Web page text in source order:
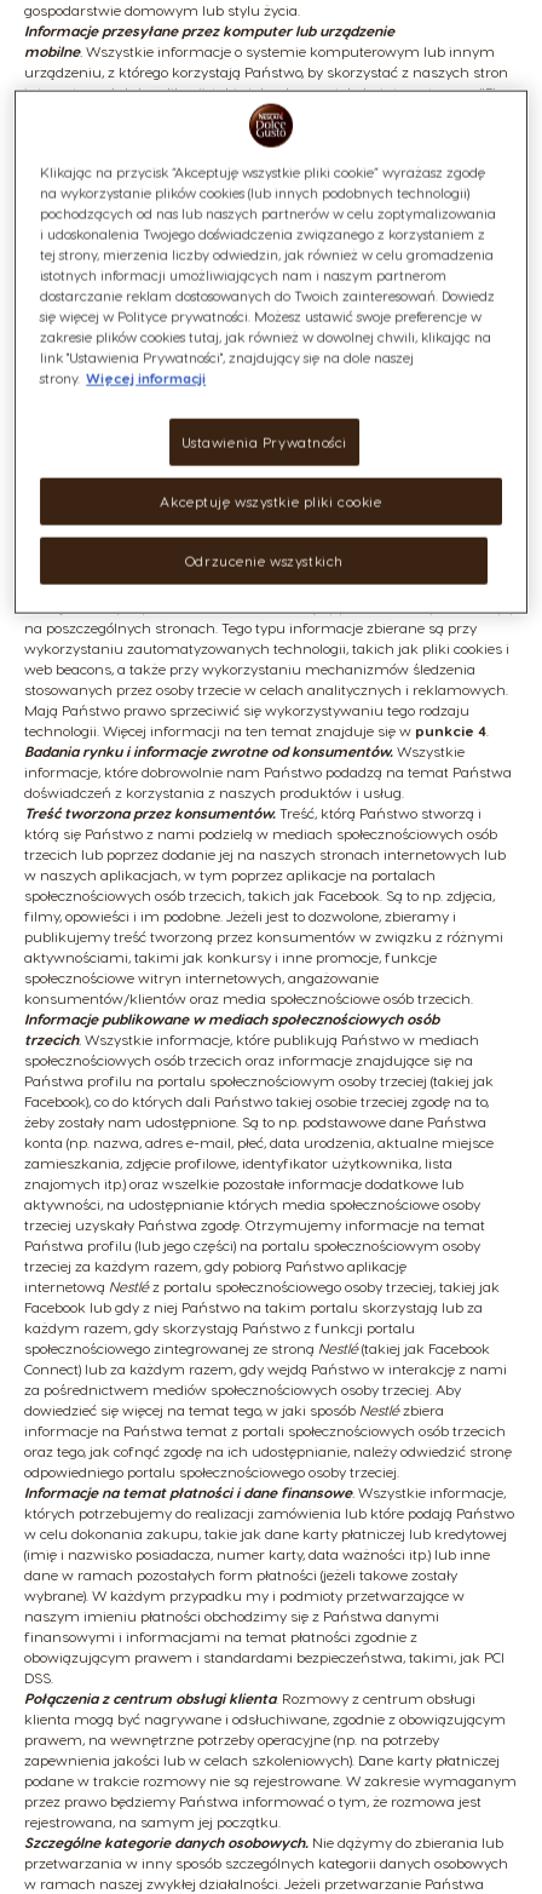
gospodarstwie domowym lub stylu życia.
Informacje przesyłane przez komputer lub urządzenie
mobilne. Wszystkie informacje o systemie komputerowym lub innym
urządzeniu, z którego korzystają Państwo, by skorzystać z naszych stron
internetowych lub aplikacji, takie jak adres protokołu internetowego (IP), z
którego łączą się Państwo z Internetem, a także rodzaj i wersja systemu
operacyjnego i przeglądarki. W przypadku korzystania ze strony
smartfon, zbieramy również, w dozwolonych przypadkach, takie
informacje, jak unikalny numer urządzenia, identyfikator wyświetlania
reklam, dane geolokalizacyjne i inne podobne dane na temat urządzenia
mobilnego.
Po połączeniu ekspresu z aplikacją mobilną Nescafé Dolce Gusto,
zbieramy dane (tj. rodzaj ekspresu, kraj, język, wersja oprogramowania,
dane o zużyciu i konserwacji) niezbędne do prawidłowego działania
zarówno ekspresu jak i aplikacji mobilnej. Dane te będą przez nas
wykorzystywane do okresowej aktualizacji oprogramowania Państwa
aplikacji Nescafé Dolce Gusto i/lub ekspresu w celu naprawy błędów
technicznych, dodawania nowych napojów do Państwa aplikacji mobilnej
Informacje o korzystaniu ze stron
internetowych/komunikatów. Podczas przeglądania naszych stron
internetowych i newsletterów oraz interakcji z nimi, wykorzystujemy
technologie automatycznego zbierania danych w celu zbierania
informacji na temat Państwa zachowania. Obejmuje to informacje takie
przeglądają, czas przebywania na danych stronach, a także inne
podobne dane i statystyki dotyczące Państwa interakcji z powyższymi,
na poszczególnych stronach. Tego typu informacje zbierane są przy
wykorzystaniu zautomatyzowanych technologii, takich jak pliki cookies i
web beacons, a także przy wykorzystaniu mechanizmów śledzenia
stosowanych przez osoby trzecie w celach analitycznych i reklamowych.
Mają Państwo prawo sprzeciwić się wykorzystywaniu tego rodzaju
technologii. Więcej informacji na ten temat znajduje się w punkcie 4
Badania rynku i informacje zwrotne od konsumentów. Wszystkie
informacje, które dobrowolnie nam Państwo podadzą na temat Państwa
doświadczeń z korzystania z naszych produktów i usług.
Treść tworzona przez konsumentów. Treść, którą Państwo stworzą i
którą się Państwo z nami podzielą w mediach społecznościowych osób
trzecich lub poprzez dodanie jej na naszych stronach internetowych lub
w naszych aplikacjach, w tym poprzez aplikacje na portalach
społecznościowych osób trzecich, takich jak Facebook. Są to np. zdjęcia,
filmy, opowieści i im podobne. Jeżeli jest to dozwolone, zbieramy i
publikujemy treść tworzoną przez konsumentów w związku z różnymi
aktywnościami, takimi jak konkursy i inne promocje, funkcje
społecznościowe witryn internetowych, angażowanie
konsumentów/klientów oraz media społecznościowe osób trzecich.
Informacje publikowane w mediach społecznościowych osób
trzecich. Wszystkie informacje, które publikują Państwo w mediach
społecznościowych osób trzecich oraz informacje znajdujące się na
Państwa profilu na portalu społecznościowym osoby trzeciej (takiej jak
Facebook), co do których dali Państwo takiej osobie trzeciej zgodę na to,
żeby zostały nam udostępnione. Są to np. podstawowe dane Państwa
konta (np. nazwa, adres e-mail, płeć, data urodzenia, aktualne miejsce
zamieszkania, zdjęcie profilowe, identyfikator użytkownika, lista
znajomych itp.) oraz wszelkie pozostałe informacje dodatkowe lub
aktywności, na udostępnianie których media społecznościowe osoby
trzeciej uzyskały Państwa zgodę. Otrzymujemy informacje na temat
Państwa profilu (lub jego części) na portalu społecznościowym osoby
trzeciej za każdym razem, gdy pobiorą Państwo aplikację
internetową Nestléz portalu społecznościowego osoby trzeciej, takiej jak
Facebook lub gdy z niej Państwo na takim portalu skorzystają lub za
każdym razem, gdy skorzystają Państwo z funkcji portalu
społecznościowego zintegrowanej ze stroną Nestlé(takiej jak Facebook
Connect) lub za każdym razem, gdy wejdą Państwo w interakcję z nami
za pośrednictwem mediów społecznościowych osoby trzeciej. Aby
dowiedzieć się więcej na temat tego, w jaki sposób Nestlézbiera
informacje na Państwa temat z portali społecznościowych osób trzecich
oraz tego, jak cofnąć zgodę na ich udostępnianie, należy odwiedzić stronę
odpowiedniego portalu społecznościowego osoby trzeciej.
Informacje na temat płatności i dane finansowe. Wszystkie informacje,
których potrzebujemy do realizacji zamówienia lub które podają Państwo
w celu dokonania zakupu, takie jak dane karty płatniczej lub kredytowej
(imię i nazwisko posiadacza, numer karty, data ważności itp.) lub inne
dane w ramach pozostałych form płatności (jeżeli takowe zostały
wybrane). W każdym przypadku my i podmioty przetwarzające w
naszym imieniu płatności obchodzimy się z Państwa danymi
finansowymi i informacjami na temat płatności zgodnie z
obowiązującym prawem i standardami bezpieczeństwa, takimi, jak PCI
DSS.
Połączenia z centrum obsługi klienta. Rozmowy z centrum obsługi
klienta mogą być nagrywane i odsłuchiwane, zgodnie z obowiązującym
prawem, na wewnętrzne potrzeby operacyjne (np. na potrzeby
zapewnienia jakości lub w celach szkoleniowych). Dane karty płatniczej
podane w trakcie rozmowy nie są rejestrowane. W zakresie wymaganym
przez prawo będziemy Państwa informować o tym, że rozmowa jest
rejestrowana, na samym jej początku.
Szczególne kategorie danych osobowych. Nie dążymy do zbierania lub
przetwarzania w inny sposób szczególnych kategorii danych osobowych
w ramach naszej zwykłej działalności. Jeżeli przetwarzanie Państwa
Klikając na przycisk “Akceptuję wszystkie pliki cookie” wyrażasz zgodę
na wykorzystanie plików cookies (lub innych podobnych technologii)
pochodzących od nas lub naszych partnerów w celu zoptymalizowania
i udoskonalenia Twojego doświadczenia związanego z korzystaniem z
tej strony, mierzenia liczby odwiedzin, jak również w celu gromadzenia
istotnych informacji umożliwiających nam i naszym partnerom
dostarczanie reklam dostosowanych do Twoich zainteresowań. Dowiedz
się więcej w Polityce prywatności. Możesz ustawić swoje preferencje w
zakresie plików cookies tutaj, jak również w dowolnej chwili, klikając na
link "Ustawienia Prywatności", znajdujący się na dole naszej
strony. Więcej informacji
Ustawienia Prywatności
Odrzucenie wszystkich
Akceptuję wszystkie pliki cookie